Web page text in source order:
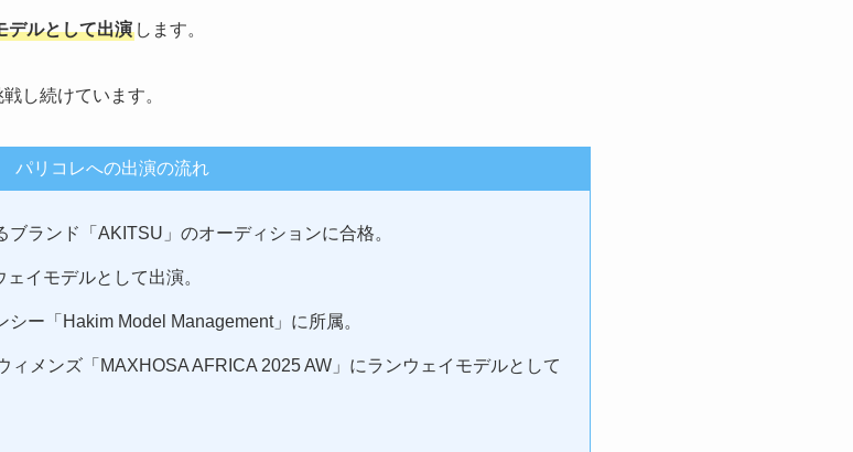
デルとして出演 します。
し続けています。
パリコレへの出演の流れ
ランド「AKITSU」のオーディションに合格。
イモデルとして出演。
ー「Hakim Model Management」に所属。
ィメンズ「MAXHOSA AFRICA 2025 AW」にランウェイモデルとして